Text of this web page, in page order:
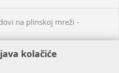
na plinskoj mreži -
na plinskoj mreži - Našice
kolačiće